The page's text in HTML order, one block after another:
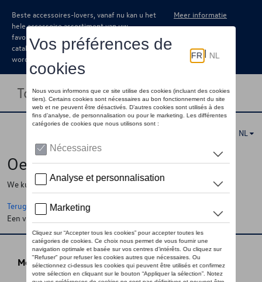
Beste accessoires-lovers, vanaf nu kan u het
hele accessoire assortiment van uw
favoriete merk terugvinden in de online
catalogus. Deze kunnen steeds besteld
worden via uw dealer.
Meer informatie
Toggle navigation
NL
Oeps !
We kunnen de pagina, de informatie die u zoekt niet vinden
Terug naar de startpagina
Een vraag ?
Meer info